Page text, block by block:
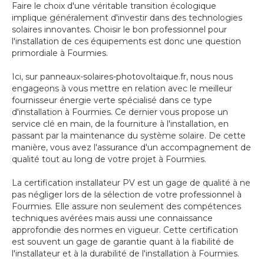
Faire le choix d'une véritable transition écologique
implique généralement d'investir dans des technologies
solaires innovantes. Choisir le bon professionnel pour
l'installation de ces équipements est donc une question
primordiale à Fourmies.
Ici, sur panneaux-solaires-photovoltaique.fr, nous nous
engageons à vous mettre en relation avec le meilleur
fournisseur énergie verte spécialisé dans ce type
d'installation à Fourmies. Ce dernier vous propose un
service clé en main, de la fourniture à l'installation, en
passant par la maintenance du système solaire. De cette
manière, vous avez l'assurance d'un accompagnement de
qualité tout au long de votre projet à Fourmies.
La certification installateur PV est un gage de qualité à ne
pas négliger lors de la sélection de votre professionnel à
Fourmies. Elle assure non seulement des compétences
techniques avérées mais aussi une connaissance
approfondie des normes en vigueur. Cette certification
est souvent un gage de garantie quant à la fiabilité de
l'installateur et à la durabilité de l'installation à Fourmies.